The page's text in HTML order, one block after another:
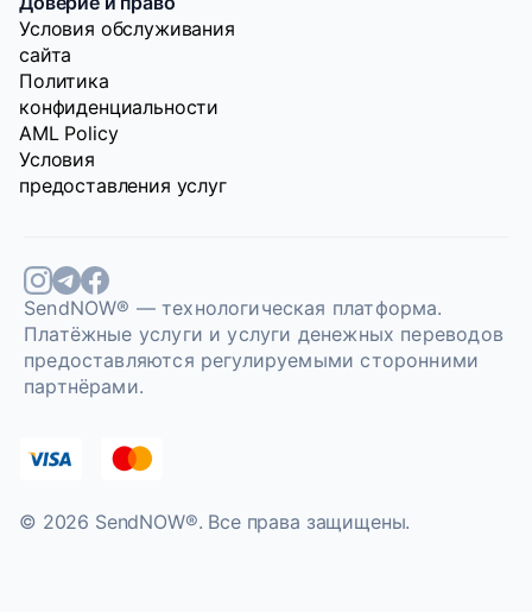
Условия обслуживания
сайта
Политика
конфиденциальности
AML Policy
Условия
предоставления услуг
SendNOW® — технологическая платформа.
Платёжные услуги и услуги денежных переводов
предоставляются регулируемыми сторонними
партнёрами.
© 2026 SendNOW®. Bce права защищены.